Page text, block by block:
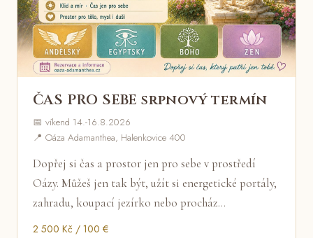
ČAS PRO SEBE srpnový termín
📅 víkend 14.-16.8.2026
📍 Oáza Adamanthea, Halenkovice 400
Dopřej si čas a prostor jen pro sebe v prostředí
Oázy. Můžeš jen tak být, užít si energetické portály,
zahradu, koupací jezírko nebo procház…
2 500 Kč / 100 €